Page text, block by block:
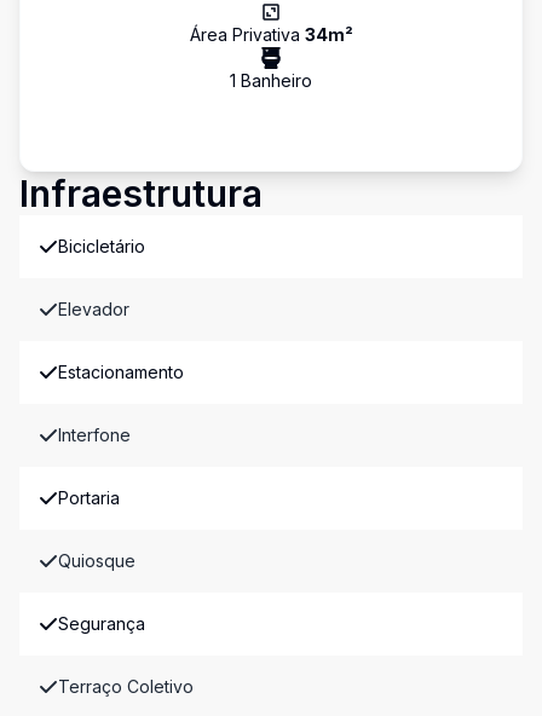
Área Privativa 34m²
1 Banheiro
Infraestrutura
Bicicletário
Elevador
Estacionamento
Interfone
Portaria
Quiosque
Segurança
Terraço Coletivo